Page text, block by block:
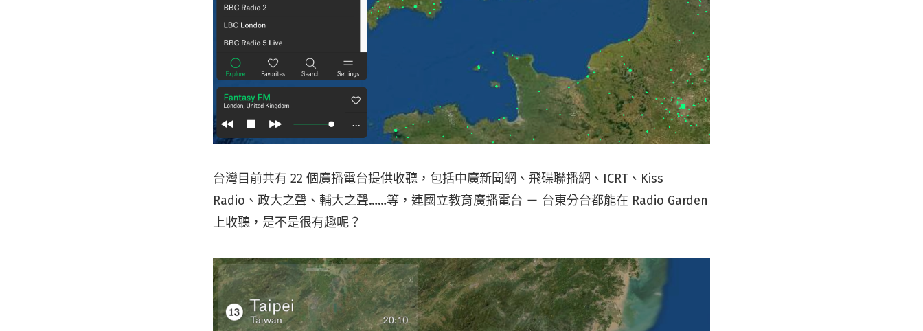
台灣目前共有 22 個廣播電台提供收聽，包括中廣新聞網、飛碟聯播網、ICRT、Kiss
Radio、政大之聲、輔大之聲……等，連國立教育廣播電台 － 台東分台都能在 Radio Garden
上收聽，是不是很有趣呢？